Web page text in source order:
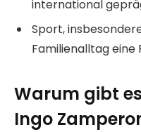
international
Sport,
Familienalltag eine
Warum gibt
Ingo